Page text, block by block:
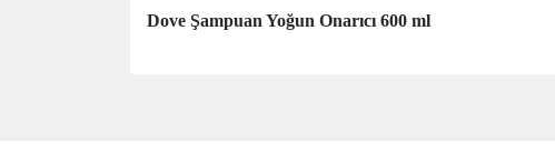
Dove Şampuan Yoğun Onarıcı 600 ml